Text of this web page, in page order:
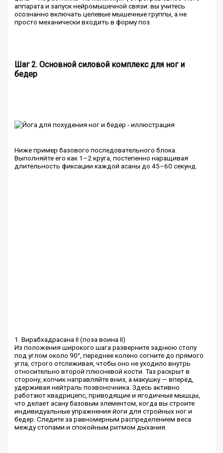
аппарата и запуск нейромышечной связи: вы учитесь
осознанно включать целевые мышечные группы, а не
просто механически входить в форму поз.
Шаг 2. Основной силовой комплекс для ног и
бедер
Ниже пример базового последовательного блока.
Выполняйте его как 1–2 круга, постепенно наращивая
длительность фиксации каждой асаны до 45–60 секунд.
1. Вирабхадрасана II (поза воина II)
Из положения широкого шага разверните заднюю стопу
под углом около 90°, переднее колено согните до прямого
угла, строго отслеживая, чтобы оно не уходило внутрь
относительно второй плюсневой кости. Таз раскрыт в
сторону, копчик направляйте вниз, а макушку — вперёд,
удерживая нейтраль позвоночника. Здесь активно
работают квадрицепс, приводящие и ягодичные мышцы,
что делает асану базовым элементом, когда вы строите
индивидуальные упражнения йоги для стройных ног и
бедер. Следите за равномерным распределением веса
между стопами и спокойным ритмом дыхания.